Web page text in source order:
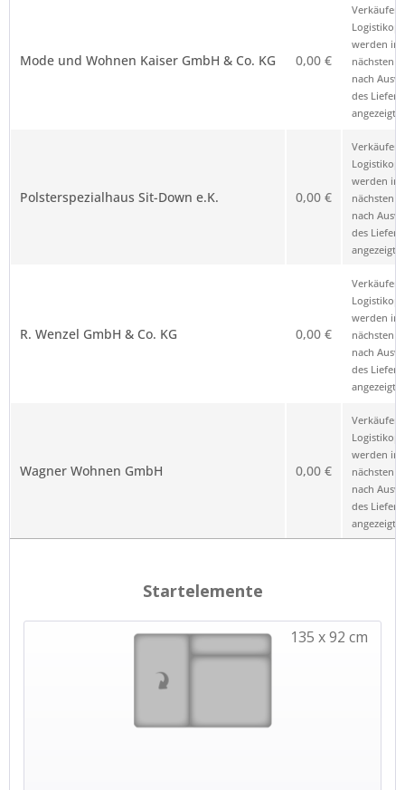
Mode und Wohnen Kaiser GmbH & Co. KG 0,00 €
Verkäufer
werden im
nächsten
nach
des
angezeigt.
Polsterspezialhaus Sit-Down e.K. 0,00 €
Verkäufer
werden im
nächsten
nach
des
angezeigt.
R. Wenzel GmbH & Co. KG 0,00 €
Verkäufer
werden im
nächsten
nach
des
angezeigt.
Wagner Wohnen GmbH 0,00 €
Verkäufer
werden im
nächsten
nach
des
angezeigt.